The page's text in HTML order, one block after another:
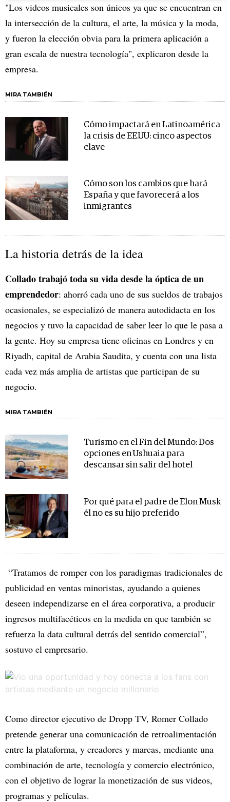
"Los videos musicales son únicos ya que se encuentran en
la intersección de la cultura, el arte, la música y la moda,
y fueron la elección obvia para la primera aplicación a
gran escala de nuestra tecnología", explicaron desde la
empresa.
MIRA TAMBIÉN
Cómo impactará en Latinoamérica
la crisis de EE.UU: cinco aspectos
clave
Cómo son los cambios que hará
España y que favorecerá a los
inmigrantes
La historia detrás de la idea
Colladotrabajó toda su vida desde la óptica de un
emprendedor: ahorró cada uno de sus sueldos de trabajos
ocasionales, se especializó de manera autodidacta en los
negocios y tuvo la capacidad de saber leer lo que le pasa a
la gente. Hoy su empresa tiene oficinas en Londres y en
Riyadh, capital de Arabia Saudita, y cuenta con una lista
cada vez más amplia de artistas que participan de su
negocio.
MIRA TAMBIÉN
Turismo en el Fin del Mundo: Dos
opciones en Ushuaia para
descansar sin salir del hotel
Por qué para el padre de Elon Musk
él no es su hijo preferido
“Tratamos de romper con los paradigmas tradicionales de
publicidad en ventas minoristas, ayudando a quienes
deseen independizarse en el área corporativa, a producir
ingresos multifacéticos en la medida en que también se
refuerza la data cultural detrás del sentido comercial”,
sostuvo el empresario.
Como director ejecutivo de Dropp TV, Romer Collado
pretende generar una comunicación de retroalimentación
entre la plataforma, y creadores y marcas, mediante una
combinación de arte, tecnología y comercio electrónico,
con el objetivo de lograr la monetización de sus videos,
programas y películas.